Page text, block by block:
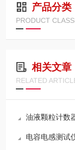
产品分类
PRODUCT
相关文章
RELATED
油液颗粒计数
电容电感测试